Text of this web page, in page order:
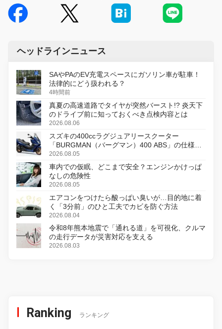
ヘッドラインニュース
SAやPAのEV充電スペースにガソリン車が駐車！
法律的にどう扱われる？
4時間前
真夏の高速道路でタイヤが突然バースト!? 炎天下
のドライブ前に知っておくべき点検内容とは
2026.08.06
スズキの400ccラグジュアリースクーター
「BURGMAN（バーグマン）400 ABS」の仕様を
変更し、8月18日に発売
2026.08.05
車内での仮眠、どこまで安全？エンジンかけっぱ
なしの危険性
2026.08.05
エアコンをつけたら酸っぱい臭いが…目的地に着
く「3分前」のひと工夫でカビを防ぐ方法
2026.08.04
令和8年熊本地震で「通れる道」を可視化、クルマ
の走行データが災害対応を支える
2026.08.03
Ranking ランキング